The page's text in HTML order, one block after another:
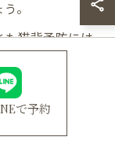
。
も猫背予防には
の筋肉の緊張
を実践してい
で予約